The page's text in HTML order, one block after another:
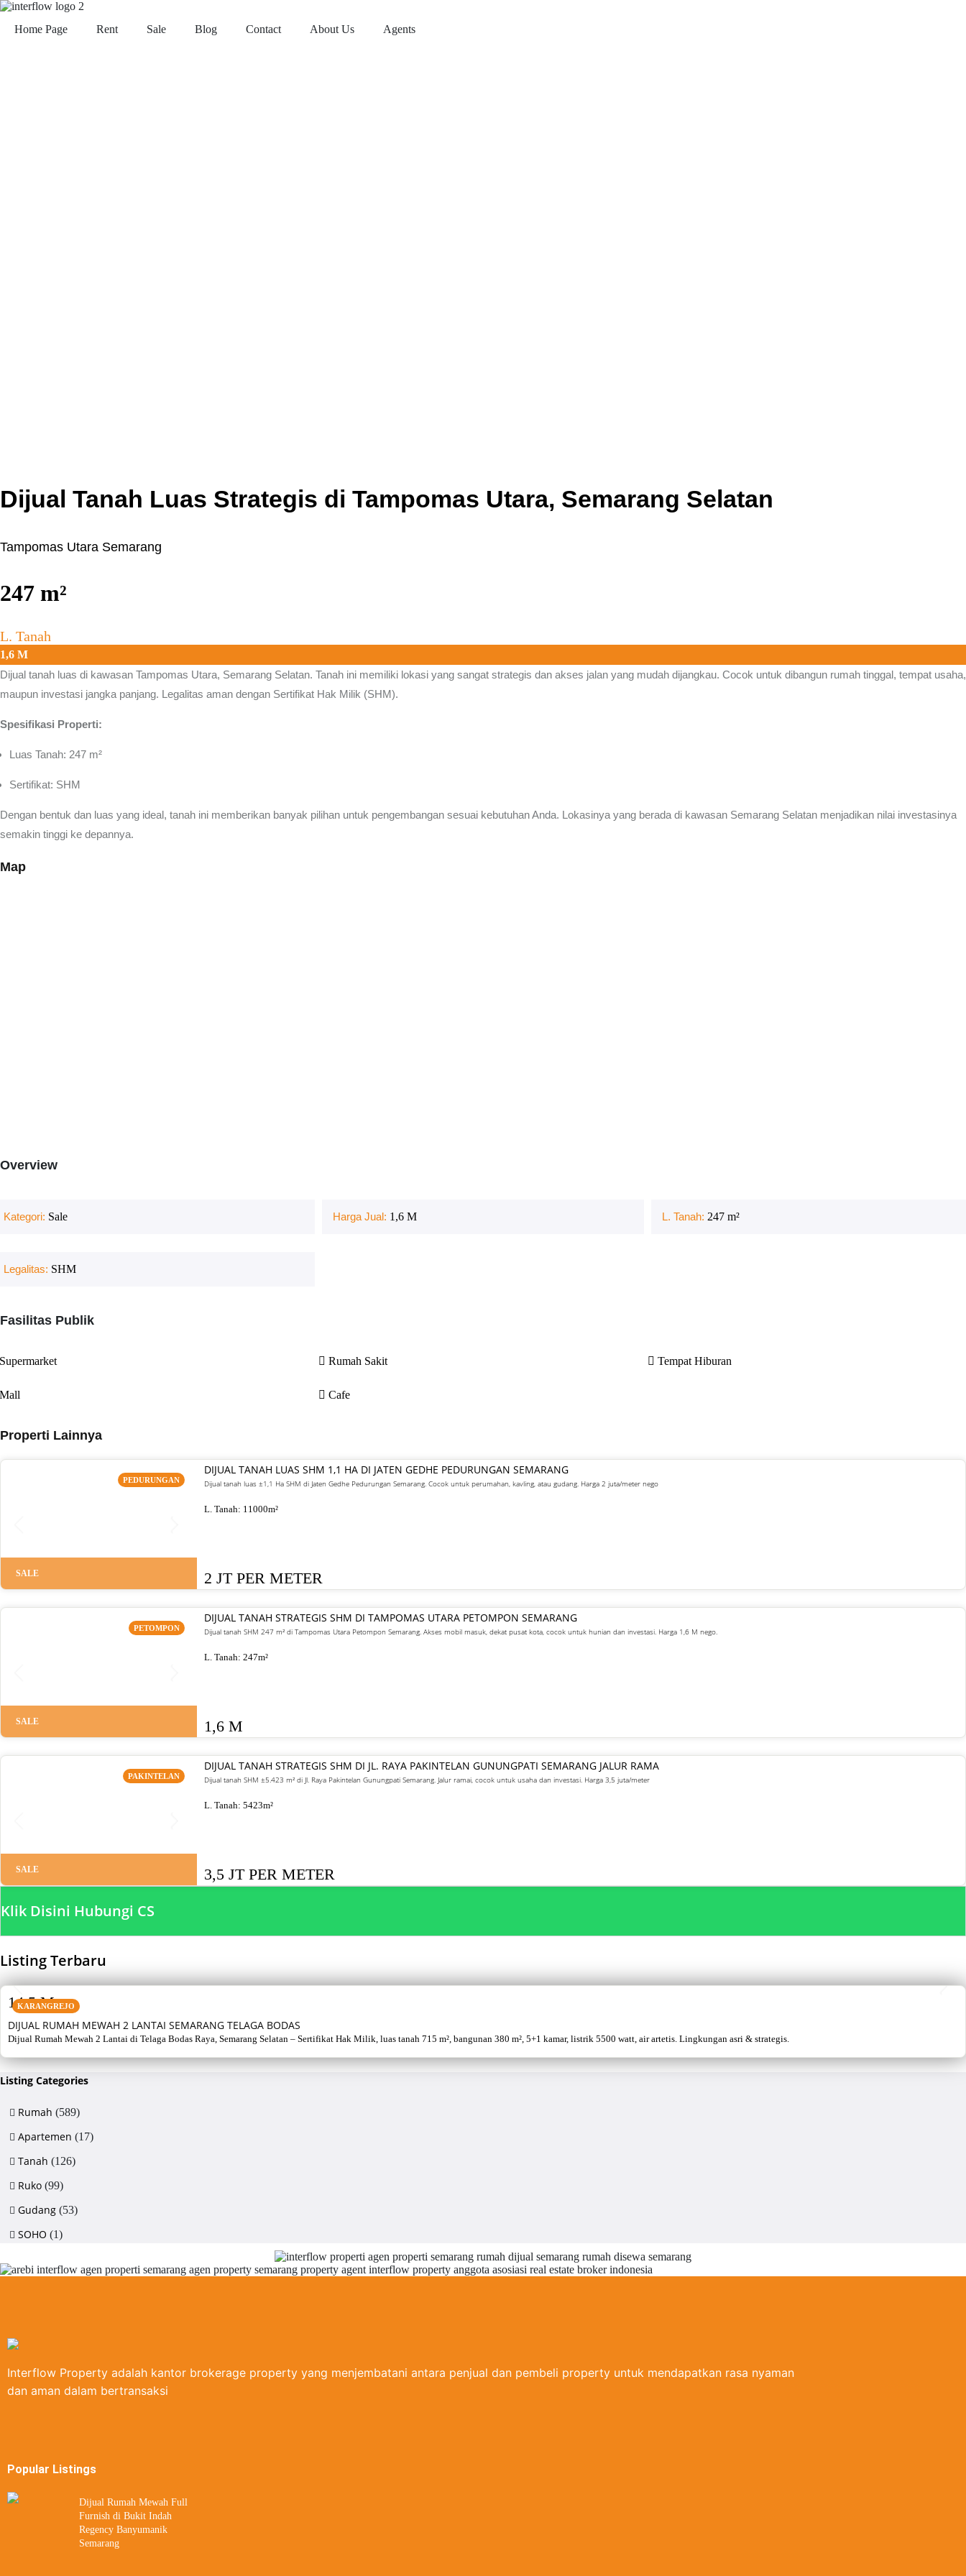
Home Page Rent Sale Blog Contact About Us Agents
Dijual Tanah Luas Strategis di Tampomas Utara, Semarang Selatan
Tampomas Utara Semarang
247 m²
L. Tanah
1,6 M
Dijual tanah luas di kawasan Tampomas Utara, Semarang Selatan. Tanah ini memiliki lokasi yang sangat strategis dan akses jalan yang mudah dijangkau. Cocok untuk dibangun rumah tinggal, tempat usaha,
maupun investasi jangka panjang. Legalitas aman dengan Sertifikat Hak Milik (SHM).
Spesifikasi Properti:
Luas Tanah: 247 m²
Sertifikat: SHM
Dengan bentuk dan luas yang ideal, tanah ini memberikan banyak pilihan untuk pengembangan sesuai kebutuhan Anda. Lokasinya yang berada di kawasan Semarang Selatan menjadikan nilai investasinya
semakin tinggi ke depannya.
Map
Overview
Kategori: Sale Harga Jual: 1,6 M L. Tanah: 247 m²
Legalitas: SHM
Fasilitas Publik
Supermarket Rumah Sakit Tempat Hiburan
Mall Cafe
Properti Lainnya
PEDURUNGAN
SALE
DIJUAL TANAH LUAS SHM 1,1 HA DI JATEN GEDHE PEDURUNGAN SEMARANG
Dijual tanah luas ±1,1 Ha SHM di Jaten Gedhe Pedurungan Semarang. Cocok untuk perumahan, kavling, atau gudang. Harga 2 juta/meter nego
L. Tanah: 11000m²
2 JT PER METER
PETOMPON
SALE
DIJUAL TANAH STRATEGIS SHM DI TAMPOMAS UTARA PETOMPON SEMARANG
Dijual tanah SHM 247 m² di Tampomas Utara Petompon Semarang. Akses mobil masuk, dekat pusat kota, cocok untuk hunian dan investasi. Harga 1,6 M nego.
L. Tanah: 247m²
1,6 M
PAKINTELAN
SALE
DIJUAL TANAH STRATEGIS SHM DI JL. RAYA PAKINTELAN GUNUNGPATI SEMARANG JALUR RAMA
Dijual tanah SHM ±5.423 m² di Jl. Raya Pakintelan Gunungpati Semarang. Jalur ramai, cocok untuk usaha dan investasi. Harga 3,5 juta/meter
L. Tanah: 5423m²
3,5 JT PER METER
Klik Disini Hubungi CS
Listing Terbaru
KARANGREJO
DIJUAL RUMAH MEWAH 2 LANTAI SEMARANG TELAGA BODAS
Dijual Rumah Mewah 2 Lantai di Telaga Bodas Raya, Semarang Selatan – Sertifikat Hak Milik, luas tanah 715 m², bangunan 380 m², 5+1 kamar, listrik 5500 watt, air artetis. Lingkungan asri & strategis.
14,5 M
Listing Categories
Rumah (589)
Apartemen (17)
Tanah (126)
Ruko (99)
Gudang (53)
SOHO (1)
Interflow Property adalah kantor brokerage property yang menjembatani antara penjual dan pembeli property untuk mendapatkan rasa nyaman
dan aman dalam bertransaksi
Popular Listings
Dijual Rumah Mewah Full
Furnish di Bukit Indah
Regency Banyumanik
Semarang